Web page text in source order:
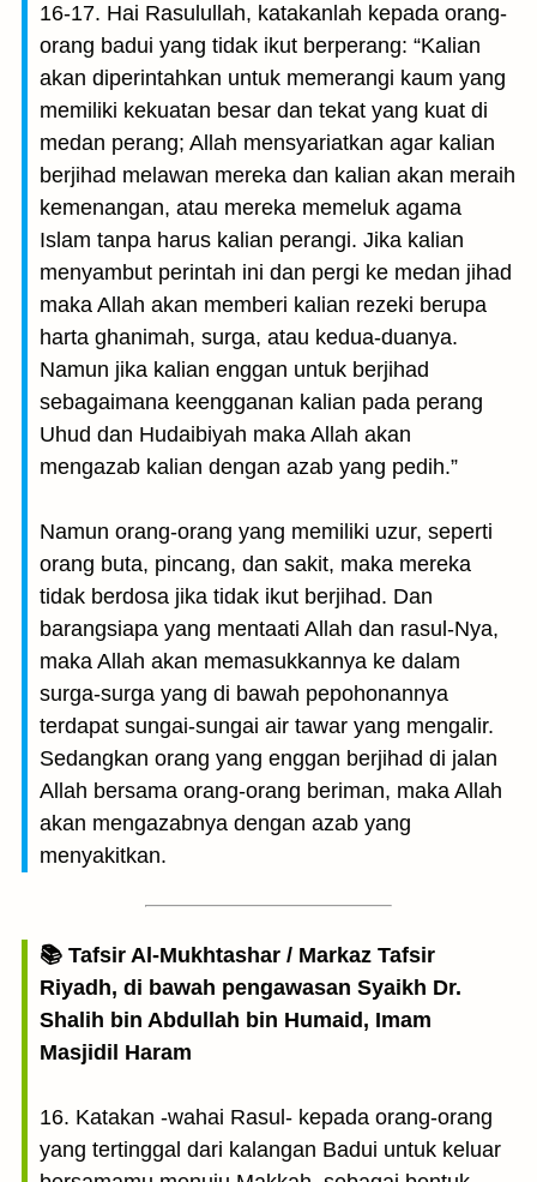
16-17. Hai Rasulullah, katakanlah kepada orang-
orang badui yang tidak ikut berperang: “Kalian
akan diperintahkan untuk memerangi kaum yang
memiliki kekuatan besar dan tekat yang kuat di
medan perang; Allah mensyariatkan agar kalian
berjihad melawan mereka dan kalian akan meraih
kemenangan, atau mereka memeluk agama
Islam tanpa harus kalian perangi. Jika kalian
menyambut perintah ini dan pergi ke medan jihad
maka Allah akan memberi kalian rezeki berupa
harta ghanimah, surga, atau kedua-duanya.
Namun jika kalian enggan untuk berjihad
sebagaimana keengganan kalian pada perang
Uhud dan Hudaibiyah maka Allah akan
mengazab kalian dengan azab yang pedih.”
Namun orang-orang yang memiliki uzur, seperti
orang buta, pincang, dan sakit, maka mereka
tidak berdosa jika tidak ikut berjihad. Dan
barangsiapa yang mentaati Allah dan rasul-Nya,
maka Allah akan memasukkannya ke dalam
surga-surga yang di bawah pepohonannya
terdapat sungai-sungai air tawar yang mengalir.
Sedangkan orang yang enggan berjihad di jalan
Allah bersama orang-orang beriman, maka Allah
akan mengazabnya dengan azab yang
menyakitkan.
📚 Tafsir Al-Mukhtashar / Markaz Tafsir
Riyadh, di bawah pengawasan Syaikh Dr.
Shalih bin Abdullah bin Humaid, Imam
Masjidil Haram
16. Katakan -wahai Rasul- kepada orang-orang
yang tertinggal dari kalangan Badui untuk keluar